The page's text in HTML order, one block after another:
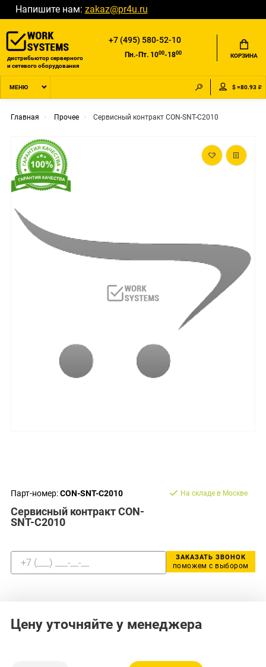
Напишите нам: zakaz@pr4u.ru
дистрибьютор серверного
и сетевого оборудования
+7 (495) 580-52-10
Пн.-Пт. 1000-1800 КОРЗИНА
МЕНЮ $ =80.93 ₽
Главная Прочее Сервисный контракт CON-SNT-C2010
Парт-номер:CON-SNT-C2010
Сервисный контракт CON-
SNT-C2010
На складе в Москве
ЗАКАЗАТЬ ЗВОНОК
поможем с выбором
Цену уточняйте у менеджера